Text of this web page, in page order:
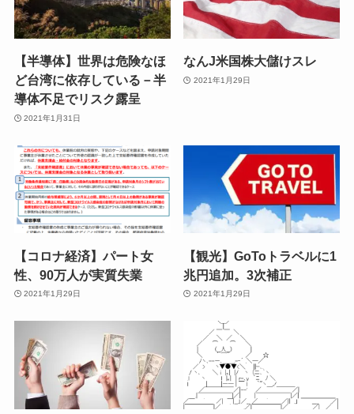
【半導体】世界は危険なほ
ど台湾に依存している－半
導体不足でリスク露呈
2021年1月31日
なんJ米国株大儲けスレ
2021年1月29日
【コロナ経済】パート女
性、90万人が実質失業
2021年1月29日
【観光】GoToトラベルに1
兆円追加。3次補正
2021年1月29日